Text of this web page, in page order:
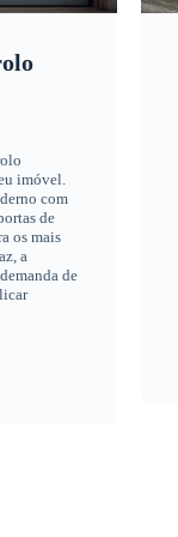
imóvel.
com
de
os mais
a
de